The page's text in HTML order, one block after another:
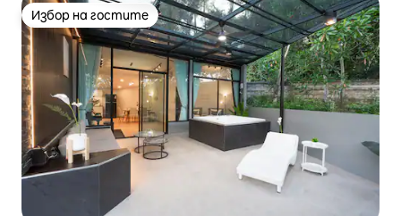
Избор на гостите
Избор на гостите